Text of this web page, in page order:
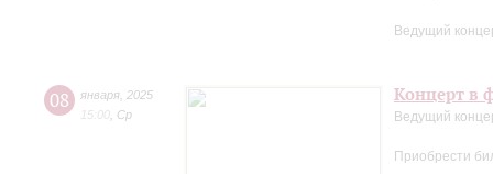
Ведущий
08 января 2025
15:00 Ср
Концерт в
Ведущий
Приобрести